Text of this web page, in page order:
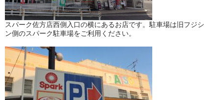
スパーク佐方店西側入口の横にあるお店です。駐車場は旧フジシ
ン側のスパーク駐車場をご利用ください。